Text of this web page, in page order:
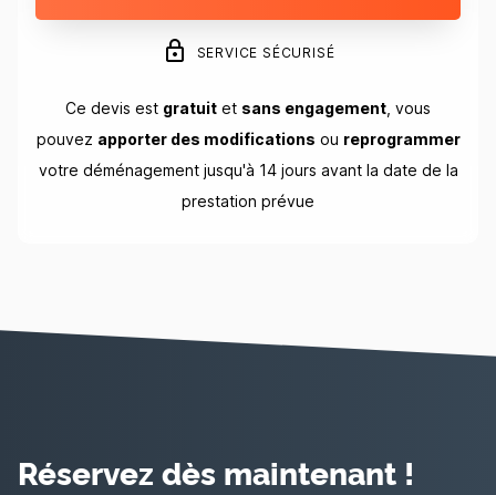
SERVICE SÉCURISÉ
Ce devis est gratuit et sans engagement , vous
pouvez apporter des modifications ou reprogrammer
votre déménagement jusqu'à 14 jours avant la date de la
prestation prévue
Réservez dès maintenant !